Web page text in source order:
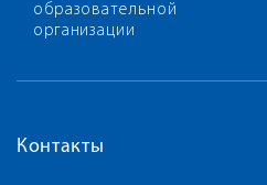
образовательной
организации
Контакты